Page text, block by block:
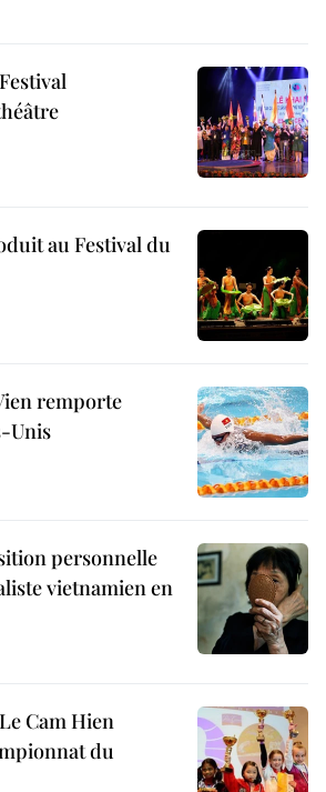
au Festival du
remporte
Unis
personnelle
vietnamien en
Cam Hien
du